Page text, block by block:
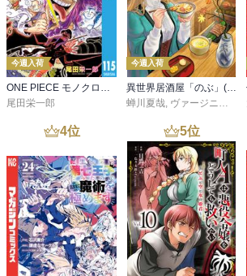
今週入荷
ONE PIECE モノクロ版 115
尾田栄一郎
今週入荷
異世界居酒屋「のぶ」(22)
蝉川夏哉, ヴァージニア二等兵
4位 5位